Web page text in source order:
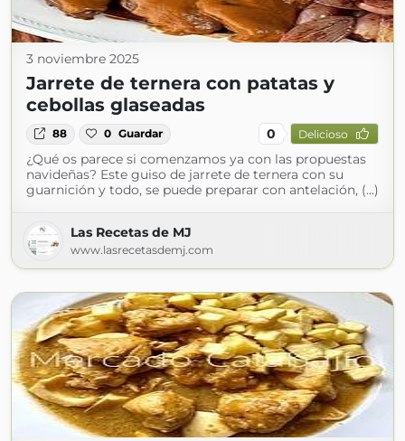
3 noviembre 2025
Jarrete de ternera con patatas y
cebollas glaseadas
88 0 Guardar 0 Delicioso
¿Qué os parece si comenzamos ya con las propuestas
navideñas? Este guiso de jarrete de ternera con su
guarnición y todo, se puede preparar con antelación, (...)
Las Recetas de MJ
www.lasrecetasdemj.com